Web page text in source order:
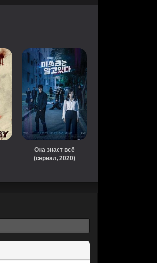
Она знает всё
(сериал, 2020)